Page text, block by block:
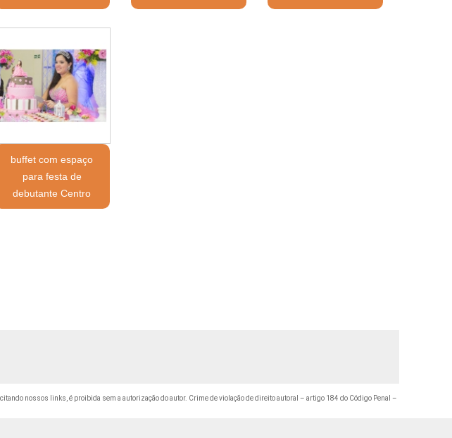
buffet com espaço
para festa de
debutante Centro
nossos links, é proibida sem a autorização do autor. Crime de violação de direito autoral – artigo 184 do Código Penal –